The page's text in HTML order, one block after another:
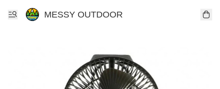
MESSY OUTDOOR